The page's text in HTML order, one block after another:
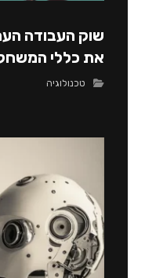
שוק העבודה
את כללי
טכנולוגיה